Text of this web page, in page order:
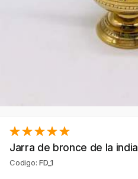
Jarra de bronce de la india
Codigo:FD_1